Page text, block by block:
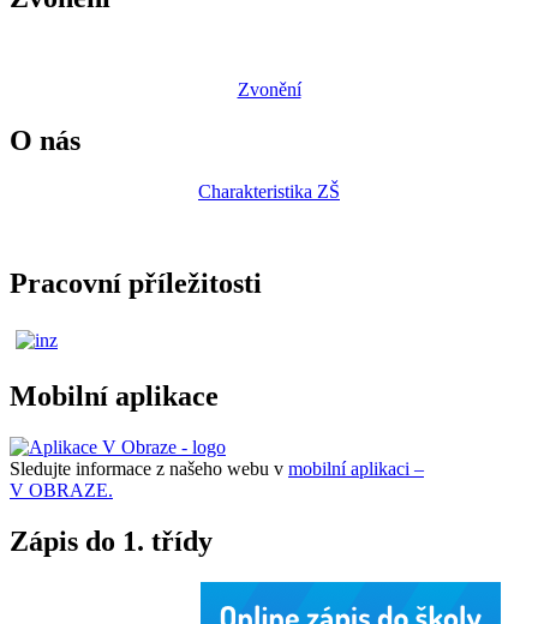
Zvonění
O nás
Charakteristika ZŠ
Pracovní příležitosti
Mobilní aplikace
Sledujte informace z našeho webu v mobilní aplikaci –
V OBRAZE.
Zápis do 1. třídy